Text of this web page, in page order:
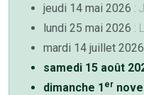
jeudi 14 mai 2026 :
lundi 25 mai 2026 :
mardi 14 juillet 2026
samedi 15 août
dimanche 1 er